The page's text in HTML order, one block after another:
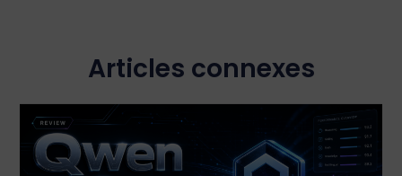
Articles connexes